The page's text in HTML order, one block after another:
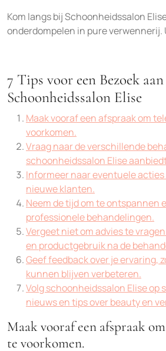
Kom langs bij Schoonheidssalon
onderdompelen in pure verwennerij.
7 Tips voor een Bezoek aan
Schoonheidssalon Elise
Maak vooraf een afspraak om
voorkomen.
Vraag naar de verschillende
schoonheidssalon Elise
Informeer naar eventuele
nieuwe klanten.
Neem de tijd om te ontspannen
professionele behandelingen.
Vergeet niet om advies te
en productgebruik na de
Geef feedback over je ervaring,
kunnen blijven verbeteren.
Volg schoonheidssalon Elise op
nieuws en tips over beauty en
Maak vooraf een afspraak
te voorkomen.